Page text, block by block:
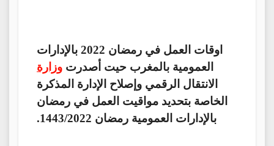
اوقات العمل في رمضان 2022 بالإدارات
العمومية بالمغرب حيت أصدرت وزارة
الانتقال الرقمي وإصلاح الإدارة المذكرة
الخاصة بتحديد مواقيت العمل في رمضان
بالإدارات العمومية رمضان 1443/2022.